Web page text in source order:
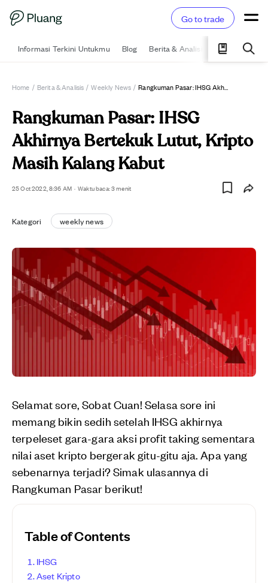
Go to trade
Informasi Terkini Untukmu Blog Berita & Analisis Pelajari
Home / Berita & Analisis / Weekly News / Rangkuman Pasar: IHSG Akhirnya Bertekuk Lutut, Kripto Masih Kalang Kabut
Rangkuman Pasar: IHSG
Akhirnya Bertekuk Lutut, Kripto
Masih Kalang Kabut
25 Oct 2022, 8:36 AM · Waktu baca: 3 menit
Kategori weekly news
Selamat sore, Sobat Cuan! Selasa sore ini
memang bikin sedih setelah IHSG akhirnya
terpeleset gara-gara aksi profit taking sementara
nilai aset kripto bergerak gitu-gitu aja. Apa yang
sebenarnya terjadi? Simak ulasannya di
Rangkuman Pasar berikut!
Table of Contents
IHSG
Aset Kripto